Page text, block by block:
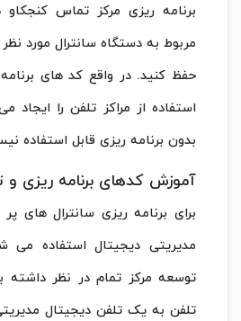
برنامه ریزی مرکز تماس
مربوط به دستگاه سانترال مورد نظر
حفظ کنید. در واقع کد های
استفاده از مراکز تلفن را ایجاد
بدون برنامه ریزی قابل استفاده
آموزش کدهای برنامه ریزی و
برای برنامه ریزی سانترال های
مدیریتی دیجیتال استفاده می
توسعه مرکز تمام در نظر داشته
تلفن به یک تلفن دیجیتال